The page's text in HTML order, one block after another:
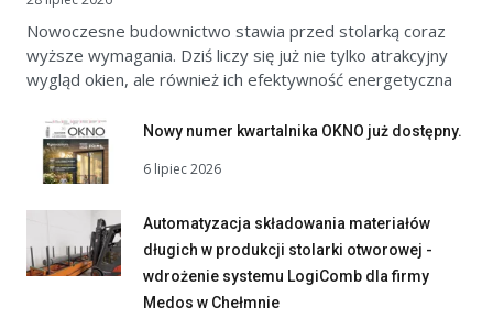
Nowoczesne budownictwo stawia przed stolarką coraz
wyższe wymagania. Dziś liczy się już nie tylko atrakcyjny
wygląd okien, ale również ich efektywność energetyczna
Nowy numer kwartalnika OKNO już dostępny.
6 lipiec 2026
Automatyzacja składowania materiałów
długich w produkcji stolarki otworowej -
wdrożenie systemu LogiComb dla firmy
Medos w Chełmnie